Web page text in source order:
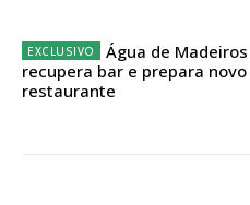
Planos de
Faça-se assinante do Região de
Escolha o plano de
Água de Madeiros
recupera bar e prepara novo
restaurante